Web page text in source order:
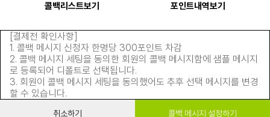
콜백리스트보기 포인트내역보기
[결제전 확인사항]
1. 콜백 메시지 신청자 한명당 300포인트 차감
2. 콜백 메시지 세팅을 동의한 회원의 콜백 메시지함에 샘플 메시지
로 등록되어 디폴트로 선택됩니다.
3. 회원이 콜백 메시지 세팅을 동의했어도 추후 선택 메시지를 변경
할 수 있습니다.
취소하기 콜백 메시지 설정하기